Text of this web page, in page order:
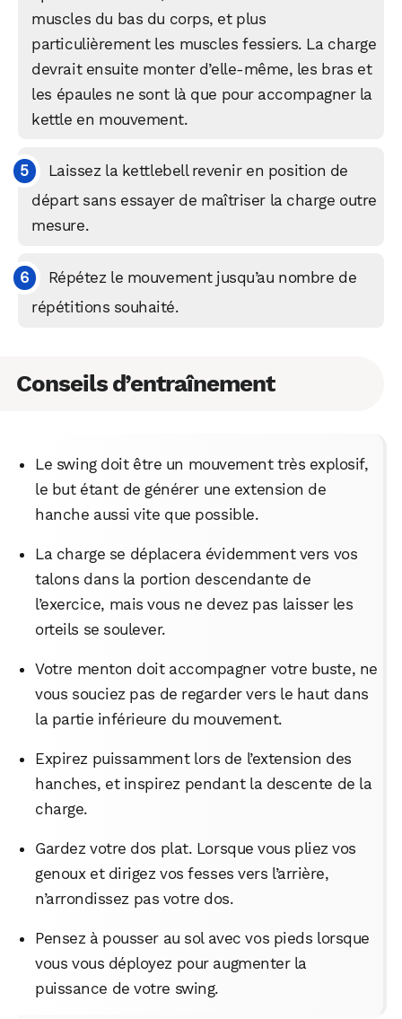
muscles du bas du corps, et plus
particulièrement les muscles fessiers. La charge
devrait ensuite monter d’elle-même, les bras et
les épaules ne sont là que pour accompagner la
kettle en mouvement.
Laissez la kettlebell revenir en position de
départ sans essayer de maîtriser la charge outre
mesure.
Répétez le mouvement jusqu’au nombre de
répétitions souhaité.
Conseils d’entraînement
Le swing doit être un mouvement très explosif,
le but étant de générer une extension de
hanche aussi vite que possible.
La charge se déplacera évidemment vers vos
talons dans la portion descendante de
l’exercice, mais vous ne devez pas laisser les
orteils se soulever.
Votre menton doit accompagner votre buste, ne
vous souciez pas de regarder vers le haut dans
la partie inférieure du mouvement.
Expirez puissamment lors de l’extension des
hanches, et inspirez pendant la descente de la
charge.
Gardez votre dos plat. Lorsque vous pliez vos
genoux et dirigez vos fesses vers l’arrière,
n’arrondissez pas votre dos.
Pensez à pousser au sol avec vos pieds lorsque
vous vous déployez pour augmenter la
puissance de votre swing.
WhatsApp Telegram Email
Facebook X LinkedIn